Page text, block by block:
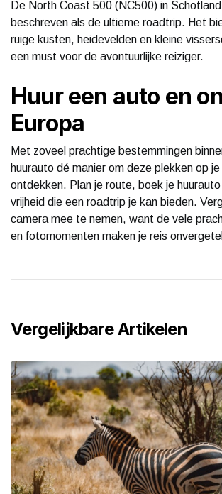
De North Coast 500 (NC500) in
beschreven als de ultieme roadtrip. Het
ruige kusten, heidevelden en kleine
een must voor de avontuurlijke reiziger.
Huur een auto en
Europa
Met zoveel prachtige bestemmingen
huurauto dé manier om deze plekken op
ontdekken. Plan je route, boek je
vrijheid die een roadtrip je kan bieden.
camera mee te nemen, want de vele
en fotomomenten maken je reis
Vergelijkbare Artikelen